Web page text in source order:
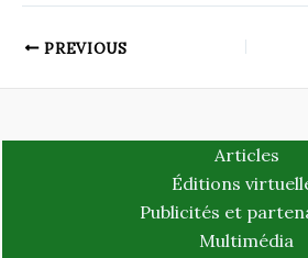
PREVIOUS
Articles
Éditions
Publicités et
Multimédia